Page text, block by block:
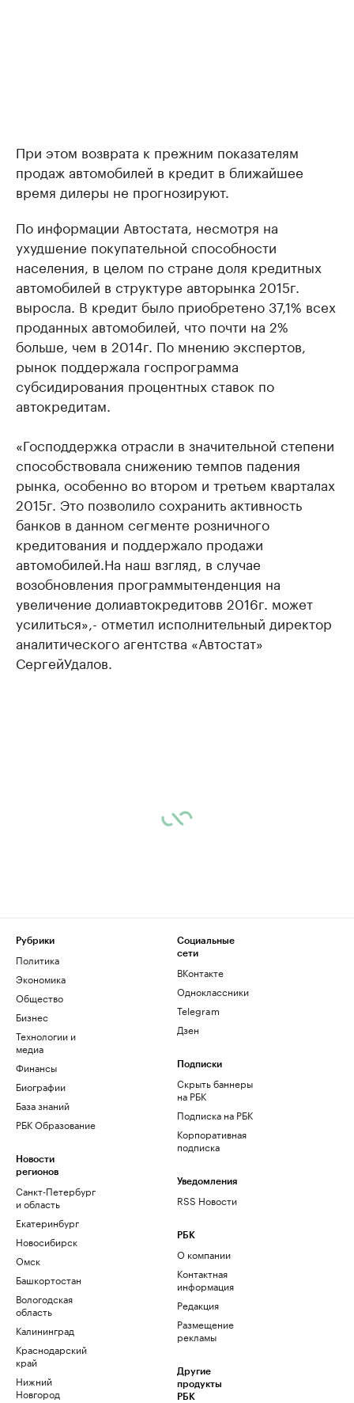
При этом возврата к прежним показателям
продаж автомобилей в кредит в ближайшее
время дилеры не прогнозируют.
По информации Автостата, несмотря на
ухудшение покупательной способности
населения, в целом по стране доля кредитных
автомобилей в структуре авторынка 2015г.
выросла. В кредит было приобретено 37,1% всех
проданных автомобилей, что почти на 2%
больше, чем в 2014г. По мнению экспертов,
рынок поддержала госпрограмма
субсидирования процентных ставок по
автокредитам.
«Господдержка отрасли в значительной степени
способствовала снижению темпов падения
рынка, особенно во втором и третьем кварталах
2015г. Это позволило сохранить активность
банков в данном сегменте розничного
кредитования и поддержало продажи
автомобилей.На наш взгляд, в случае
возобновления программытенденция на
увеличение долиавтокредитовв 2016г. может
усилиться»,- отметил исполнительный директор
аналитического агентства «Автостат»
СергейУдалов.
Рубрики
Политика
Экономика
Общество
Бизнес
Технологии и
медиа
Финансы
Биографии
База знаний
РБК Образование
Новости
регионов
Санкт-Петербург
и область
Екатеринбург
Новосибирск
Омск
Башкортостан
Вологодская
область
Калининград
Краснодарский
край
Нижний
Новгород
Социальные
сети
ВКонтакте
Одноклассники
Telegram
Дзен
Подписки
Скрыть баннеры
на РБК
Подписка на РБК
Корпоративная
подписка
Уведомления
RSS Новости
РБК
О компании
Контактная
информация
Редакция
Размещение
рекламы
Другие
продукты
РБК